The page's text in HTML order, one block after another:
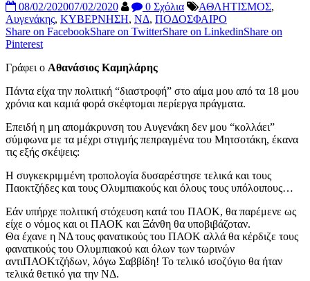
08/02/202007/02/2020 0 Σχόλια ΑΘΛΗΤΙΣΜΟΣ,
Αυγενάκης, ΚΥΒΕΡΝΗΣΗ, ΝΔ, ΠΟΔΟΣΦΑΙΡΟ
Share on FacebookShare on TwitterShare on LinkedinShare on
Pinterest
Γράφει ο Αθανάσιος Καμηλάρης
Πάντα είχα την πολιτική “διαστροφή” στο αίμα μου από τα 18 μου
χρόνια και καμιά φορά σκέφτομαι περίεργα πράγματα.
Επειδή η μη απομάκρυνση του Αυγενάκη δεν μου “κολλάει”
σύμφωνα με τα μέχρι στιγμής πεπραγμένα του Μητσοτάκη, έκανα
τις εξής σκέψεις:
H συγκεκριμμένη τροπολογία δυσαρέστησε τελικά και τους
Παοκτζήδες και τους Ολυμπιακούς και όλους τους υπόλοιπους…
Εάν υπήρχε πολιτική στόχευση κατά του ΠΑΟΚ, θα παρέμενε ως
είχε ο νόμος και οι ΠΑΟΚ και Ξάνθη θα υποβιβάζοταν.
Θα έχανε η ΝΔ τους φανατικούς του ΠΑΟΚ αλλά θα κέρδιζε τους
φανατικούς του Ολυμπιακού και όλων των τωρινών
αντιΠΑΟΚτζήδων, λόγω Σαββίδη! Το τελικό ισοζύγιο θα ήταν
τελικά θετικό για την ΝΔ.